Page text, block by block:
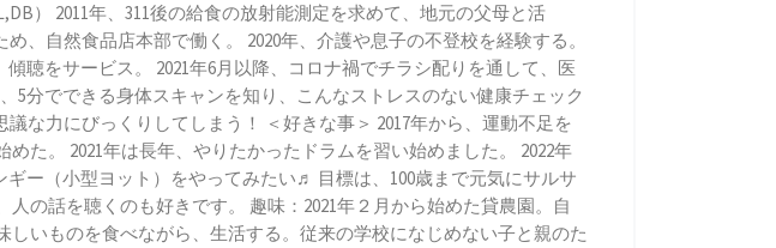
） 2011年、311後の給食の放射能測定を求めて、地元の父母と活
食品店本部で働く。 2020年、介護や息子の不登校を経験する。
聴をサービス。 2021年6月以降、コロナ禍でチラシ配りを通して、医
5分でできる身体スキャンを知り、こんなストレスのない健康チェック
な力にびっくりしてしまう！ ＜好きな事＞ 2017年から、運動不足を
た。 2021年は長年、やりたかったドラムを習い始めました。 2022年
ー（小型ヨット）をやってみたい♬ 目標は、100歳まで元気にサルサ
の話を聴くのも好きです。 趣味：2021年２月から始めた貸農園。自
いものを食べながら、生活する。従来の学校になじめない子と親のた